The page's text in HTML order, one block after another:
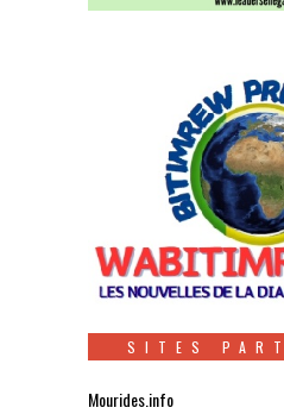
SITES
Mourides.info